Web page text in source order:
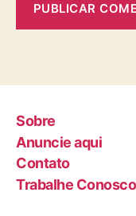
Sobre
Anuncie aqui
Contato
Trabalhe Conosco